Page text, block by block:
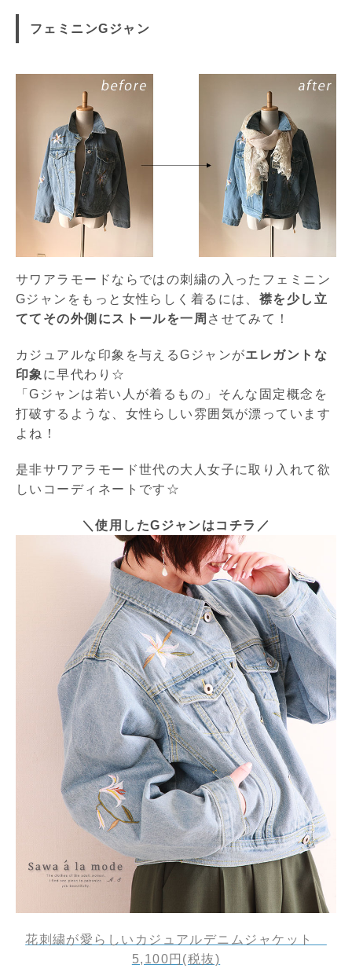
フェミニンGジャン
サワアラモードならではの刺繍の入ったフェミニン
Gジャンをもっと女性らしく着るには、 襟を少し立
ててその外側にストールを一周 させてみて！
カジュアルな印象を与えるGジャンがエレガントな
印象 に早代わり☆
「Gジャンは若い人が着るもの」そんな固定概念を
打破するような、女性らしい雰囲気が漂っています
よね！
是非サワアラモード世代の大人女子に取り入れて欲
しいコーディネートです☆
＼使用したGジャンはコチラ／
花刺繍が愛らしいカジュアルデニムジャケット
5,100円 (税抜)